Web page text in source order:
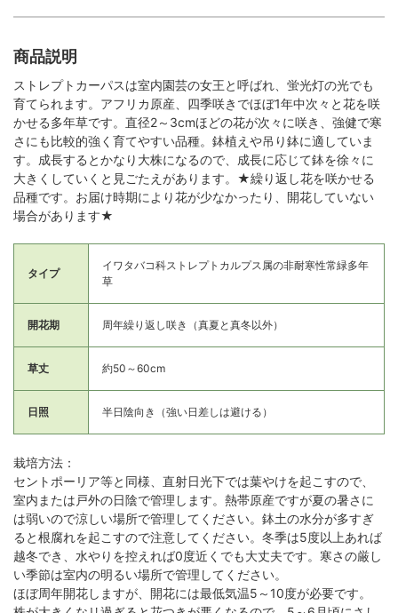
商品説明
ストレプトカーパスは室内園芸の女王と呼ばれ、蛍光灯の光でも
育てられます。アフリカ原産、四季咲きでほぼ1年中次々と花を咲
かせる多年草です。直径2～3cmほどの花が次々に咲き、強健で寒
さにも比較的強く育てやすい品種。鉢植えや吊り鉢に適していま
す。成長するとかなり大株になるので、成長に応じて鉢を徐々に
大きくしていくと見ごたえがあります。★繰り返し花を咲かせる
品種です。お届け時期により花が少なかったり、開花していない
場合があります★
タイプ
イワタバコ科ストレプトカルプス属の非耐寒性常緑多年
草
開花期 周年繰り返し咲き（真夏と真冬以外）
草丈 約50～60cm
日照 半日陰向き（強い日差しは避ける）
栽培方法：
セントポーリア等と同様、直射日光下では葉やけを起こすので、
室内または戸外の日陰で管理します。熱帯原産ですが夏の暑さに
は弱いので涼しい場所で管理してください。鉢土の水分が多すぎ
ると根腐れを起こすので注意してください。冬季は5度以上あれば
越冬でき、水やりを控えれば0度近くでも大丈夫です。寒さの厳し
い季節は室内の明るい場所で管理してください。
ほぼ周年開花しますが、開花には最低気温5～10度が必要です。